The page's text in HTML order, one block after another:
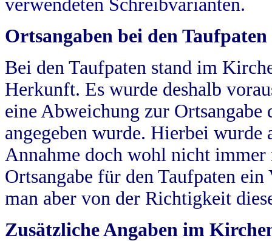
verwendeten Schreibvarianten.
Ortsangaben bei den Taufpaten
Bei den Taufpaten stand im
Herkunft. Es wurde deshalb
eine Abweichung zur
angegeben wurde. Hierbei wurde
Annahme doch wohl nicht
Ortsangabe für den Taufpaten
man aber von der Richtigkeit
Zusätzliche Angaben im